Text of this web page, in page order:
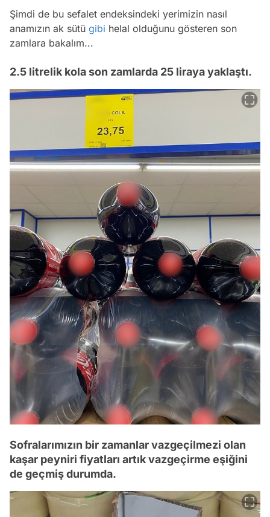
Şimdi de bu sefalet endeksindeki yerimizin nasıl
anamızın ak sütü gibi helal olduğunu gösteren son
zamlara bakalım...
2.5 litrelik kola son zamlarda 25 liraya yaklaştı.
Sofralarımızın bir zamanlar vazgeçilmezi olan
kaşar peyniri fiyatları artık vazgeçirme eşiğini
de geçmiş durumda.